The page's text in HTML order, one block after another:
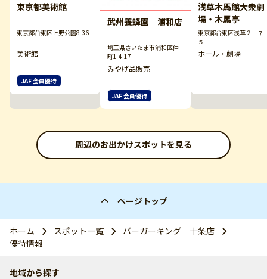
東京都美術館
東京都台東区上野公園8-36
美術館
JAF 会員優待
武州養蜂園 浦和店
埼玉県さいたま市浦和区仲
町1-4-17
みやげ品販売
JAF 会員優待
浅草木馬館大衆劇
場・木馬亭
東京都台東区浅草２－７
５
ホール・劇場
周辺のお出かけスポットを見る
ページトップ
ホーム スポット一覧
バーガーキング 十条店
優待情報
地域から探す